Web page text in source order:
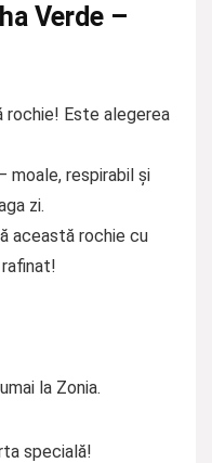
Verde –
Este alegerea
moale, respirabil și
zi.
această rochie cu
la Zonia.
specială!